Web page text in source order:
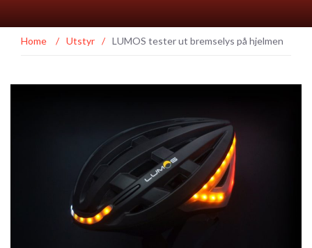
Home / Utstyr / LUMOS tester ut bremselys på hjelmen